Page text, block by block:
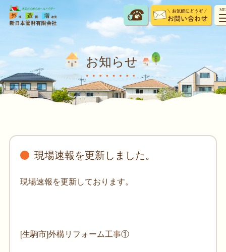
お知らせ
現場速報を更新しました。
現場速報を更新しております。
[生駒市]外構リフォーム工事①